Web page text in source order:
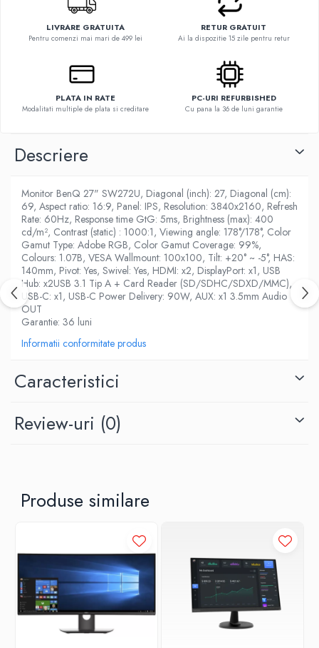
LIVRARE GRATUITA
Pentru comenzi mai mari de 499 lei
RETUR GRATUIT
Ai la dispozitie 15 zile pentru retur
PLATA IN RATE
Modalitati multiple de plata si creditare
PC-URI REFURBISHED
Cu pana la 36 de luni garantie
Descriere
Monitor BenQ 27" SW272U, Diagonal (inch): 27, Diagonal (cm):
69, Aspect ratio: 16:9, Panel: IPS, Resolution: 3840x2160, Refresh
Rate: 60Hz, Response time GtG: 5ms, Brightness (max): 400
cd/m², Contrast (static) : 1000:1, Viewing angle: 178°/178°, Color
Gamut Type: Adobe RGB, Color Gamut Coverage: 99%,
Colours: 1.07B, VESA Wallmount: 100x100, Tilt: +20° ~ -5°, HAS:
140mm, Pivot: Yes, Swivel: Yes, HDMI: x2, DisplayPort: x1, USB
Hub: x2USB 3.1 Tip A + Card Reader (SD/SDHC/SDXD/MMC),
USB-C: x1, USB-C Power Delivery: 90W, AUX: x1 3.5mm Audio
OUT
Garantie: 36 luni
Informatii conformitate produs
Caracteristici
Review-uri (0)
Produse similare